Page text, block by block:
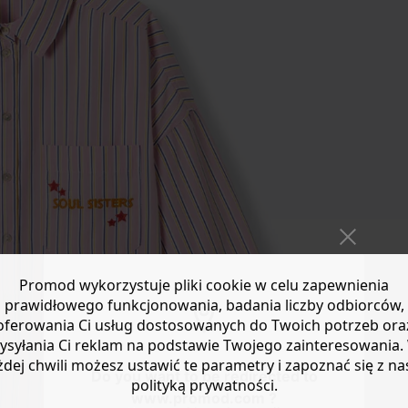
Do you want to be redirected to
www.promod.com ?
Promod wykorzystuje pliki cookie w celu zapewnienia
prawidłowego funkcjonowania, badania liczby odbiorców,
Ci usług dostosowanych do Twoich potrzeb
Ci reklam na podstawie Twojego zainteresowania.
chwili możesz ustawić te parametry i zapoznać się z
polityką prywatności.